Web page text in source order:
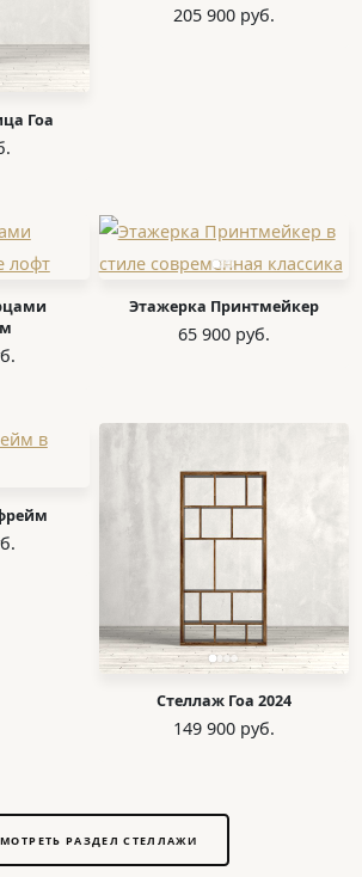
Гоа
205 900 руб.
Этажерка Принтмейкер
65 900 руб.
Стеллаж Гоа 2024
149 900 руб.
РАЗДЕЛ СТЕЛЛАЖИ